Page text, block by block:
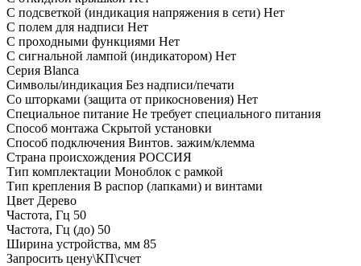
С подсветкой (индикация напряжения в сети) Нет
С полем для надписи Нет
С проходными функциями Нет
С сигнальной лампой (индикатором) Нет
Серия Blanca
Символы/индикация Без надписи/печати
Со шторками (защита от прикосновения) Нет
Специальное питание Не требует специального питания
Способ монтажа Скрытой установки
Способ подключения Винтов. зажим/клемма
Страна происхождения РОССИЯ
Тип комплектации Моноблок с рамкой
Тип крепления В распор (лапками) и винтами
Цвет Дерево
Частота, Гц 50
Частота, Гц (до) 50
Ширина устройства, мм 85
Запросить цену\КП\счет